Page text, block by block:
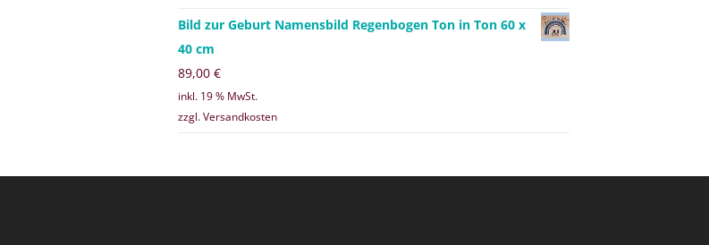
Bild zur Geburt Namensbild Regenbogen Ton in Ton 60 x
40 cm
89,00 €
inkl. 19 % MwSt.
zzgl. Versandkosten